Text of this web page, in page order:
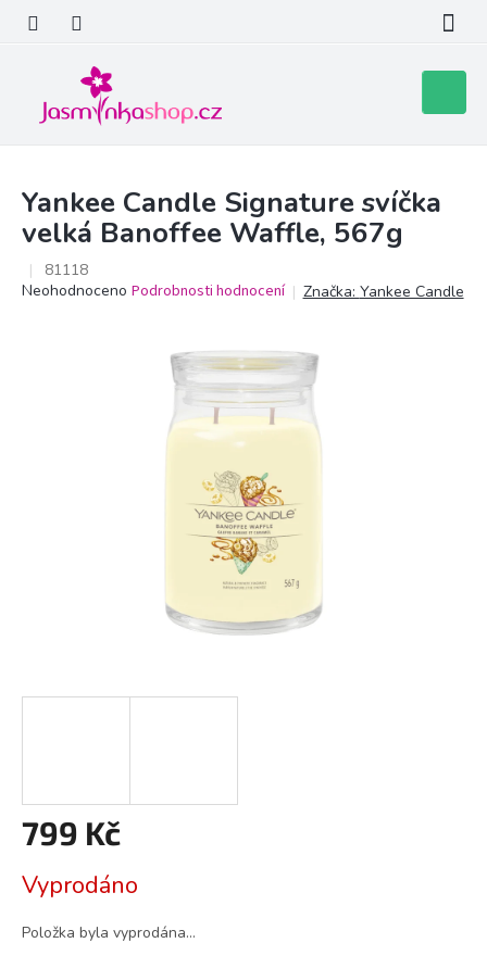
obsah
košík
Yankee Candle Signature svíčka
velká Banoffee Waffle, 567g
81118
Průměrné
Neohodnoceno Podrobnosti hodnocení Značka: Yankee Candle
799 Kč
cena:
Vyprodáno
Položka byla vyprodána…